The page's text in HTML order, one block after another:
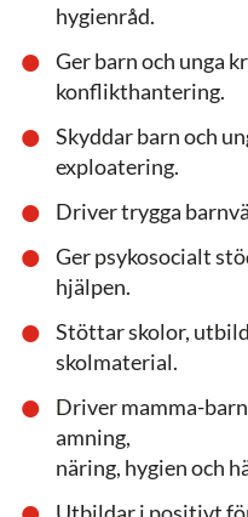
hygienråd.
Ger barn och unga
konflikthantering.
Skyddar barn och
exploatering.
Driver trygga
Ger psykosocialt
hjälpen.
Stöttar skolor,
skolmaterial.
Driver mamma-
amning,
näring, hygien och